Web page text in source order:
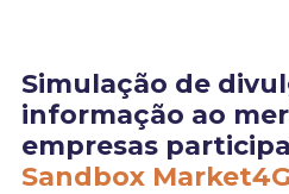
Simulação de
informação ao
empresas
Sandbox